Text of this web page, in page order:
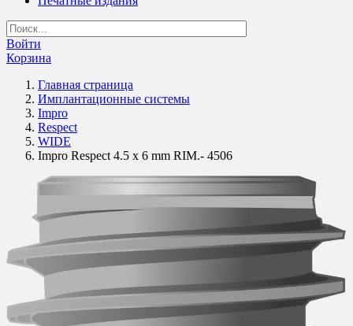
Войти
Корзина
Главная страница
Имплантационные системы
Impro
Respect
WIDE
Impro Respect 4.5 x 6 mm RIM.- 4506